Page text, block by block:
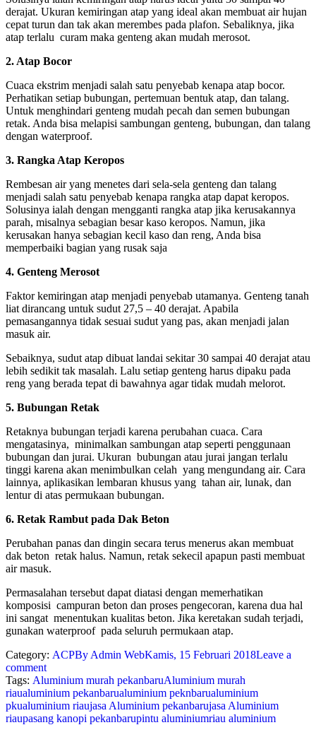
derajat. Ukuran kemiringan atap yang ideal akan membuat air hujan
cepat turun dan tak akan merembes pada plafon. Sebaliknya, jika
atap terlalu curam maka genteng akan mudah merosot.
​2. Atap Bocor
​Cuaca ekstrim menjadi salah satu penyebab kenapa atap bocor.
Perhatikan setiap bubungan, pertemuan bentuk atap, dan talang.​​​
Untuk menghindari genteng mudah pecah dan semen bubungan
retak. Anda bisa melapisi sambungan genteng, bubungan, dan talang
dengan ​waterproof.
​3. Rangka Atap Keropos
​Rembesan air yang menetes dari sela-sela genteng dan talang
menjadi salah satu penyebab kenapa rangka atap dapat keropos. ​​​
Solusinya ialah dengan mengganti rangka atap jika kerusakannya
parah, misalnya sebagian besar kaso keropos. Namun, jika
kerusakan hanya sebagian kecil kaso dan reng, Anda bisa
memperbaiki bagian yang rusak saja
4. Genteng Merosot
​Faktor kemiringan atap menjadi penyebab utamanya. Genteng tanah
liat dirancang untuk sudut 27,5 – 40 derajat​​​. Apabila
pemasangannya tidak sesuai sudut yang pas, akan menjadi jalan
masuk air.
​Sebaiknya, sudut atap dibuat landai sekitar 30 sampai 40 derajat atau
lebih sedikit tak masalah. Lalu setiap genteng harus dipaku pada
reng yang berada tepat di bawahnya agar tidak mudah melorot.
​5. Bubungan Retak
Retaknya bubungan terjadi karena perubahan cuaca. Cara
mengatasinya, minimalkan sambungan atap seperti penggunaan
bubungan dan jurai. Ukuran bubungan atau jurai jangan terlalu
tinggi karena akan menimbulkan celah yang mengundang air. Cara
lainnya, aplikasikan lembaran khusus yang tahan air, lunak, dan
lentur di atas permukaan bubungan.
6. Retak Rambut pada Dak Beton
Perubahan panas dan dingin secara terus menerus akan membuat
dak beton retak halus. Namun, retak sekecil apapun pasti membuat
air masuk.
Permasalahan tersebut dapat diatasi dengan memerhatikan
komposisi campuran beton dan proses pengecoran, karena dua hal
ini sangat menentukan kualitas beton. Jika keretakan sudah terjadi,
gunakan waterproof pada seluruh permukaan atap.
Category: ACPBy Admin WebKamis, 15 Februari 2018Leave a
comment
Tags: Aluminium murah pekanbaruAluminium murah
riaualuminium pekanbarualuminium peknbarualuminium
pkualuminium riaujasa Aluminium pekanbarujasa Aluminium
riaupasang kanopi pekanbarupintu aluminiumriau aluminium